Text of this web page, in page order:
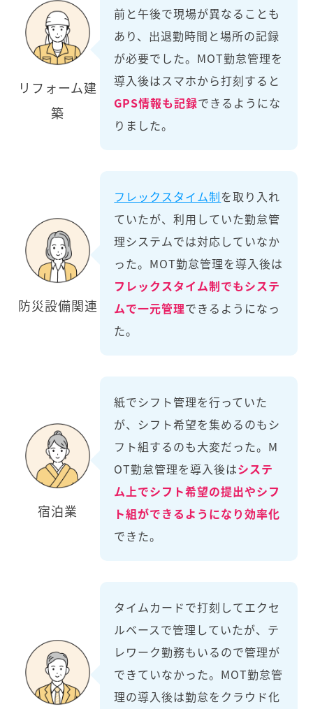
リフォーム建
築
前と午後で現場が異なることも
あり、出退勤時間と場所の記録
が必要でした。MOT勤怠管理を
導入後はスマホから打刻すると
GPS情報も記録できるようにな
りました。
防災設備関連
フレックスタイム制を取り入れ
ていたが、利用していた勤怠管
理システムでは対応していなか
った。MOT勤怠管理を導入後は
フレックスタイム制でもシステ
ムで一元管理できるようになっ
た。
宿泊業
紙でシフト管理を行っていた
が、シフト希望を集めるのもシ
フト組するのも大変だった。M
OT勤怠管理を導入後はシステ
ム上でシフト希望の提出やシフ
ト組ができるようになり効率化
できた。
タイムカードで打刻してエクセ
ルベースで管理していたが、テ
レワーク勤務もいるので管理が
できていなかった。MOT勤怠管
理の導入後は勤怠をクラウド化